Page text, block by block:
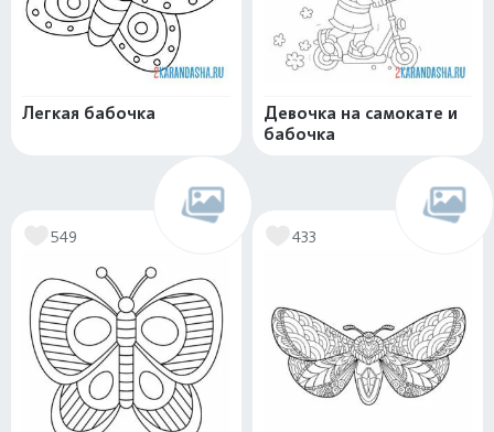
Легкая бабочка
Девочка на самокате и
бабочка
549 433